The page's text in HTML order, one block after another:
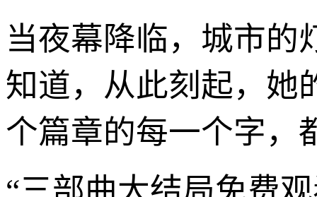
当夜幕降临，城市的
知道，从此刻起，她
个篇章的每一个字，